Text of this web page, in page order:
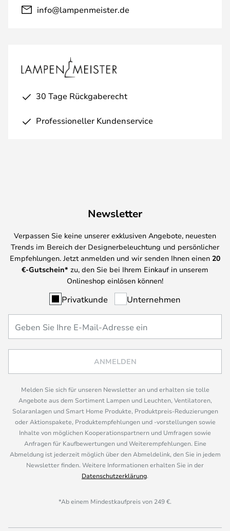
info@lampenmeister.de
30 Tage Rückgaberecht
Professioneller Kundenservice
Newsletter
Verpassen Sie keine unserer exklusiven Angebote, neuesten
Trends im Bereich der Designerbeleuchtung und persönlicher
Empfehlungen. Jetzt anmelden und wir senden Ihnen einen 20
€-Gutschein* zu, den Sie bei Ihrem Einkauf in unserem
Onlineshop einlösen können!
Privatkunde Unternehmen
ANMELDEN
Melden Sie sich für unseren Newsletter an und erhalten sie tolle
Angebote aus dem Sortiment Lampen und Leuchten, Ventilatoren,
Solaranlagen und Smart Home Produkte, Produktpreis-Reduzierungen
oder Aktionspakete, Produktempfehlungen und -vorstellungen sowie
Inhalte von möglichen Kooperationspartnern und Umfragen sowie
Anfragen für Kaufbewertungen und Weiterempfehlungen. Eine
Abmeldung ist jederzeit möglich über den Abmeldelink, den Sie in jedem
Newsletter finden. Weitere Informationen erhalten Sie in der
Datenschutzerklärung.
*Ab einem Mindestkaufpreis von 249 €.